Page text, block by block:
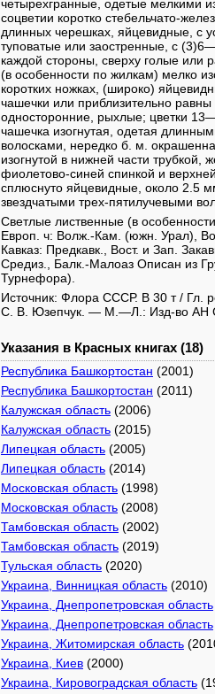
четырехгранные, одетые мелкими
соцветии коротко стебельчато-
длинных черешках, яйцевидные, с
туповатые или заостренные, с
каждой стороны, сверху голые или
(в особенности по жилкам) мелко
коротких ножках, (широко)
чашечки или приблизительно
односторонние, рыхлые; цветки
чашечка изогнутая, одетая
волосками, нередко б. м.
изогнутой в нижней части трубкой,
фиолетово-синей спинкой и
сплюснуто яйцевидные, около 2.5
звездчатыми трех-пятилучевыми
Светлые лиственные (в
Европ. ч: Волж.-Кам. (южн. Урал),
Кавказ: Предкавк., Вост. и Зап.
Средиз., Балк.-Малоаз Описан из
Турнефора).
Источник: Флора СССР. В 30 т / Гл.
С. В. Юзепчук. — М.—Л.: Изд-во АН
Указания в Красных книгах (18)
Республика Башкортостан (2001)
Республика Башкортостан (2011)
Калужская область (2006)
Калужская область (2015)
Липецкая область (2005)
Липецкая область (2014)
Московская область (1998)
Московская область (2008)
Тамбовская область (2002)
Тамбовская область (2019)
Тульская область (2020)
Украина, Винницкая область (2010)
Украина, Днепропетровская область
Украина, Днепропетровская область
Украина, Житомирская область
Украина, Киев (2000)
Украина, Кировоградская область